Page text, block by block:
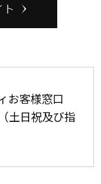
お客様窓口
土日祝及び指